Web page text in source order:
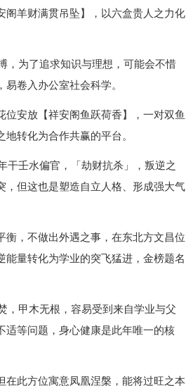
阁羊财满贯吊坠】，以六盒贵人之力化
，为了追求知识与理想，可能会不惜
卷入办公室社会科学。
安放【祥安阁鱼跃荷香】，一对双鱼
转化为合作共赢的平台。
干壬水偏官，「劫财抗杀」，叛逆之
，但这也是塑造自立人格、形成强大气
，不做出外遇之事，在东北方文昌位
量转化为学业的突飞猛进，金榜题名
，甲木无根，容易受到来自学业与父
适等问题，身心健康是此年唯一的核
此方位寓意凤凰涅槃，能将过旺之本